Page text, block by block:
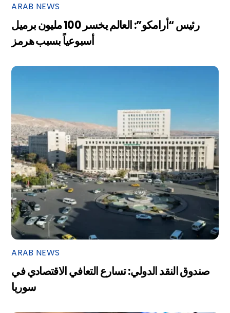
ARAB NEWS
رئيس “أرامكو”: العالم يخسر 100 مليون برميل
أسبوعياً بسبب هرمز
ARAB NEWS
صندوق النقد الدولي: تسارع التعافي الاقتصادي في
سوريا